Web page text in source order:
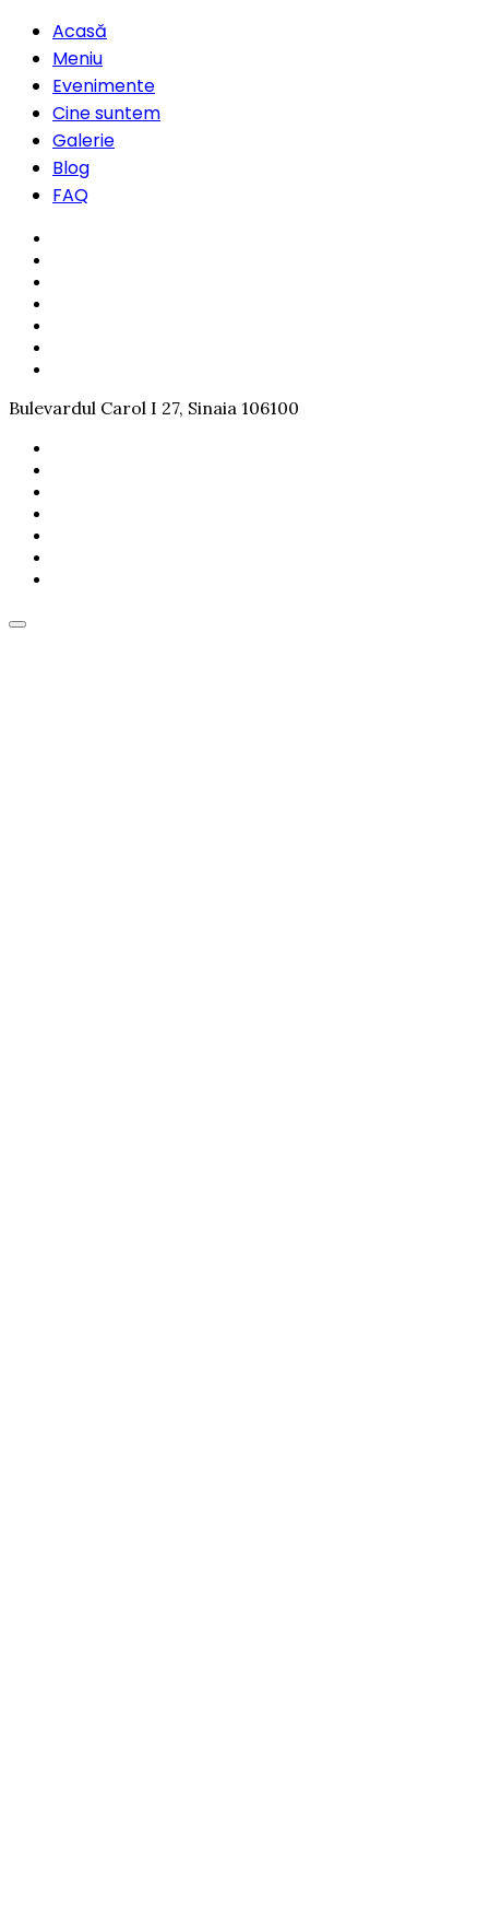
Acasă
Meniu
Evenimente
Cine suntem
Galerie
Blog
FAQ
Bulevardul Carol I 27, Sinaia 106100